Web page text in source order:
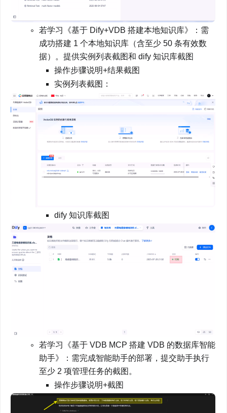
若学习《基于 Dify+VDB 搭建本地知识库》：需
成功搭建 1 个本地知识库（含至少 50 条有效数
据）。提供实例列表截图和 dify 知识库截图
操作步骤说明+结果截图
实例列表截图：
dify 知识库截图
若学习《基于 VDB MCP 搭建 VDB 的数据库智能
助手》：需完成智能助手的部署，提交助手执行
至少 2 项管理任务的截图。
操作步骤说明+截图